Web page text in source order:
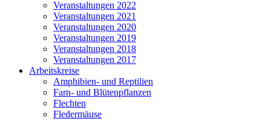
Veranstaltungen 2022
Veranstaltungen 2021
Veranstaltungen 2020
Veranstaltungen 2019
Veranstaltungen 2018
Veranstaltungen 2017
Arbeitskreise
Amphibien- und Reptilien
Farn- und Blütenpflanzen
Flechten
Fledermäuse